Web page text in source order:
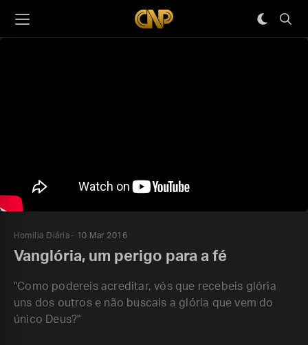
Homilia Diária 10 Mar 2016
Vanglória, um perigo para a fé
"Como podereis acreditar, vós que recebeis glória
uns dos outros e não buscais a glória que vem do
único Deus?"